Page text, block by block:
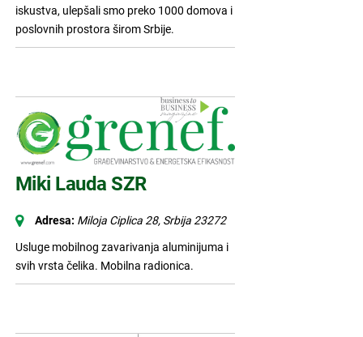
iskustva, ulepšali smo preko 1000 domova i
poslovnih prostora širom Srbije.
Miki Lauda SZR
Adresa: Miloja Ciplica 28, Srbija 23272
Usluge mobilnog zavarivanja aluminijuma i
svih vrsta čelika. Mobilna radionica.